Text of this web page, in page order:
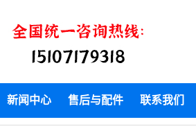
新闻中心 售后与配件 联系我们